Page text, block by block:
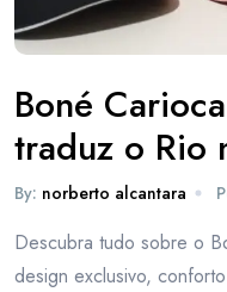
By: norberto alcantara
Boné
traduz o Rio
Descubra tudo sobre o
design exclusivo,